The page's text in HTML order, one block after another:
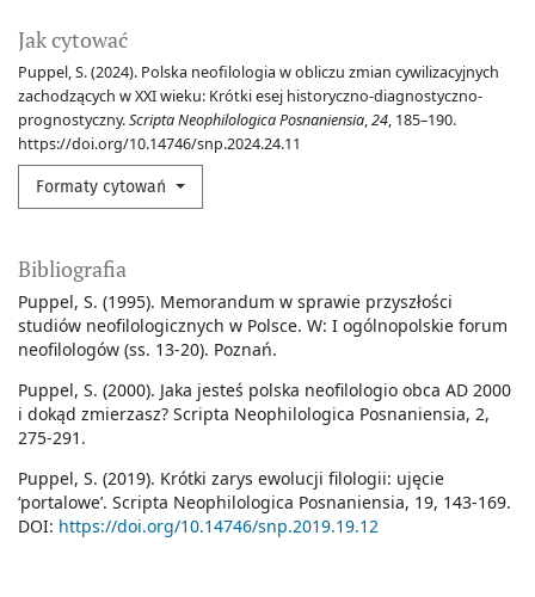
Jak cytować
Puppel, S. (2024). Polska neofilologia w obliczu zmian cywilizacyjnych
zachodzących w XXI wieku: Krótki esej historyczno-diagnostyczno-
prognostyczny.Scripta Neophilologica Posnaniensia,24, 185–190.
https://doi.org/10.14746/snp.2024.24.11
Formaty cytowań
Bibliografia
Puppel, S. (1995). Memorandum w sprawie przyszłości
studiów neofilologicznych w Polsce. W: I ogólnopolskie forum
neofilologów (ss. 13-20). Poznań.
Puppel, S. (2000). Jaka jesteś polska neofilologio obca AD 2000
i dokąd zmierzasz? Scripta Neophilologica Posnaniensia, 2,
275-291.
Puppel, S. (2019). Krótki zarys ewolucji filologii: ujęcie
‘portalowe’. Scripta Neophilologica Posnaniensia, 19, 143-169.
DOI: https://doi.org/10.14746/snp.2019.19.12